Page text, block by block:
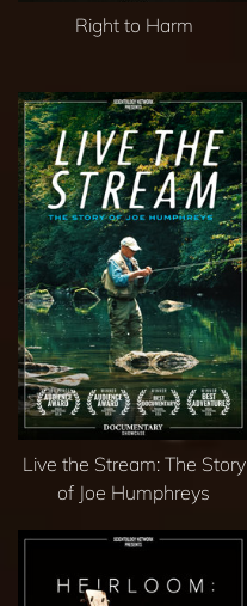
Right to Harm
Live the Stream: The Story
of Joe Humphreys